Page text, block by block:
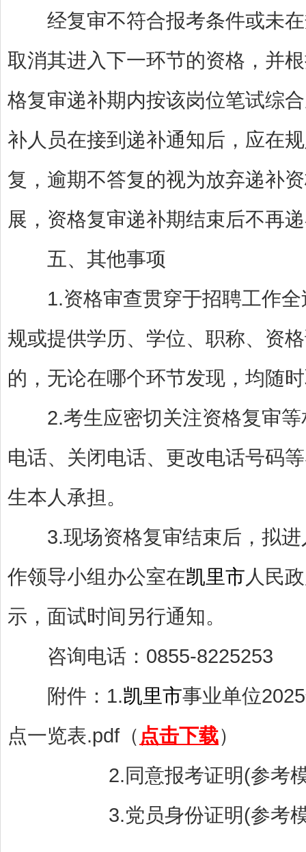
经复审不符合报考条件或未在
取消其进入下一环节的资格，并
格复审递补期内按该岗位笔试综
补人员在接到递补通知后，应在
复，逾期不答复的视为放弃递补
展，资格复审递补期结束后不再
五、其他事项
1.资格审查贯穿于招聘工作全
规或提供学历、学位、职称、资
的，无论在哪个环节发现，均随
2.考生应密切关注资格复审等
电话、关闭电话、更改电话号码
生本人承担。
3.现场资格复审结束后，拟进
作领导小组办公室在凯里市 人民
示，面试时间另行通知。
咨询电话：0855-8225253
附件：1.凯里市事业单位
点一览表.pdf（ 点击下载）
2.同意报考证明(参考模
3.党员身份证明(参考模